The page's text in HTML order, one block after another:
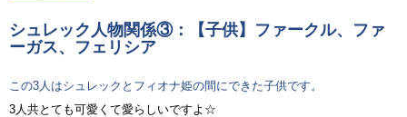
シュレック人物関係③：【子供】ファークル、ファ
ーガス、フェリシア
この3人はシュレックとフィオナ姫の間にできた子供です。
3人共とても可愛くて愛らしいですよ☆